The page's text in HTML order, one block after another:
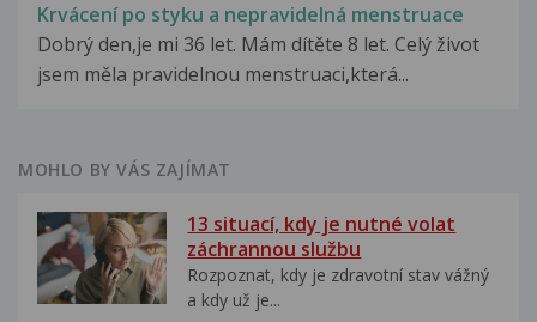
Krvácení po styku a nepravidelná menstruace
Dobrý den,je mi 36 let. Mám dítěte 8 let. Celý život
jsem měla pravidelnou menstruaci,která...
MOHLO BY VÁS ZAJÍMAT
13 situací, kdy je nutné volat
záchrannou službu
Rozpoznat, kdy je zdravotní stav vážný
a kdy už je...